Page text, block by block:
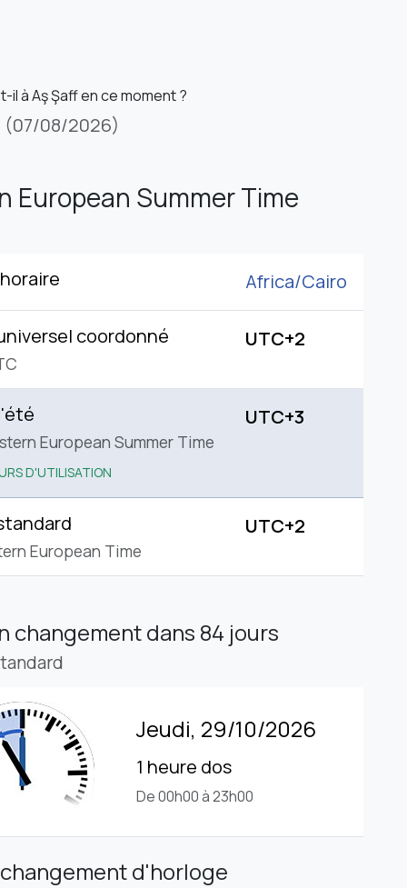
il à Aş Şaff en ce moment ?
(07/08/2026)
European Summer Time
Africa/Cairo
coordonné UTC+2
European Summer Time
D'UTILISATION
UTC+3
European Time
UTC+2
changementdans 84 jours
Jeudi, 29/10/2026
1 heure dos
De 00h00 à 23h00
d'horloge